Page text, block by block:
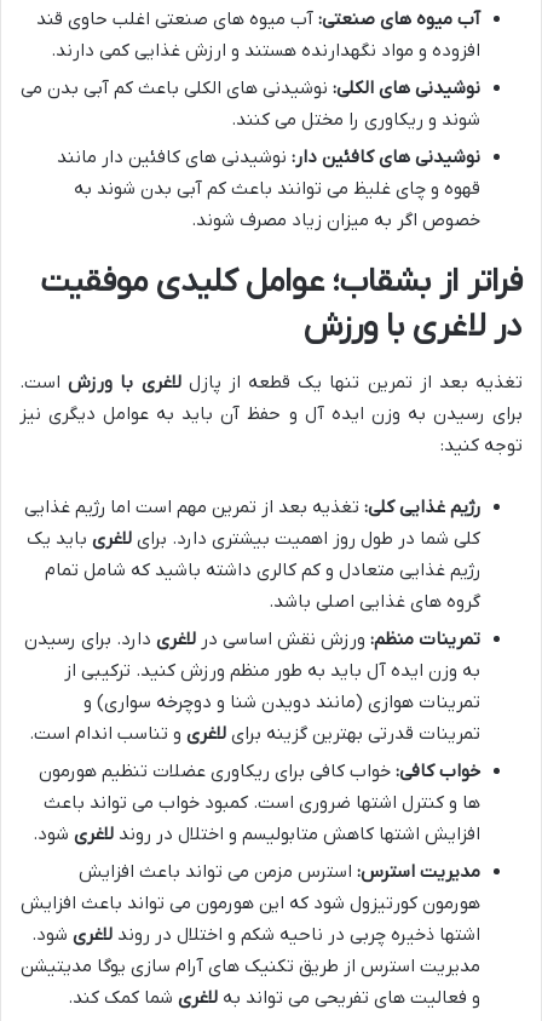
آب میوه های صنعتی: آب میوه های صنعتی اغلب حاوی قند
افزوده و مواد نگهدارنده هستند و ارزش غذایی کمی دارند.
نوشیدنی های الکلی: نوشیدنی های الکلی باعث کم آبی بدن می
شوند و ریکاوری را مختل می کنند.
نوشیدنی های کافئین دار: نوشیدنی های کافئین دار مانند
قهوه و چای غلیظ می توانند باعث کم آبی بدن شوند به
خصوص اگر به میزان زیاد مصرف شوند.
فراتر از بشقاب؛ عوامل کلیدی موفقیت
در لاغری با ورزش
تغذیه بعد از تمرین تنها یک قطعه از پازللاغری با ورزشاست.
برای رسیدن به وزن ایده آل و حفظ آن باید به عوامل دیگری نیز
توجه کنید:
رژیم غذایی کلی: تغذیه بعد از تمرین مهم است اما رژیم غذایی
کلی شما در طول روز اهمیت بیشتری دارد. برای لاغری باید یک
رژیم غذایی متعادل و کم کالری داشته باشید که شامل تمام
گروه های غذایی اصلی باشد.
تمرینات منظم: ورزش نقش اساسی در لاغری دارد. برای رسیدن
به وزن ایده آل باید به طور منظم ورزش کنید. ترکیبی از
تمرینات هوازی (مانند دویدن شنا و دوچرخه سواری) و
تمرینات قدرتی بهترین گزینه برای لاغری و تناسب اندام است.
خواب کافی: خواب کافی برای ریکاوری عضلات تنظیم هورمون
ها و کنترل اشتها ضروری است. کمبود خواب می تواند باعث
افزایش اشتها کاهش متابولیسم و اختلال در روند لاغری شود.
مدیریت استرس: استرس مزمن می تواند باعث افزایش
هورمون کورتیزول شود که این هورمون می تواند باعث افزایش
اشتها ذخیره چربی در ناحیه شکم و اختلال در روند لاغری شود.
مدیریت استرس از طریق تکنیک های آرام سازی یوگا مدیتیشن
و فعالیت های تفریحی می تواند به لاغری شما کمک کند.